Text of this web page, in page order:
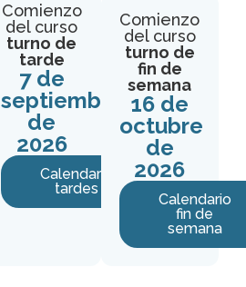
Comienzo
del curso
turno de
tarde
7 de
septiembre
de
2026
Calendario
tardes
Comienzo
del curso
turno de
fin de
semana
16 de
octubre
de
2026
Calendario
fin de
semana